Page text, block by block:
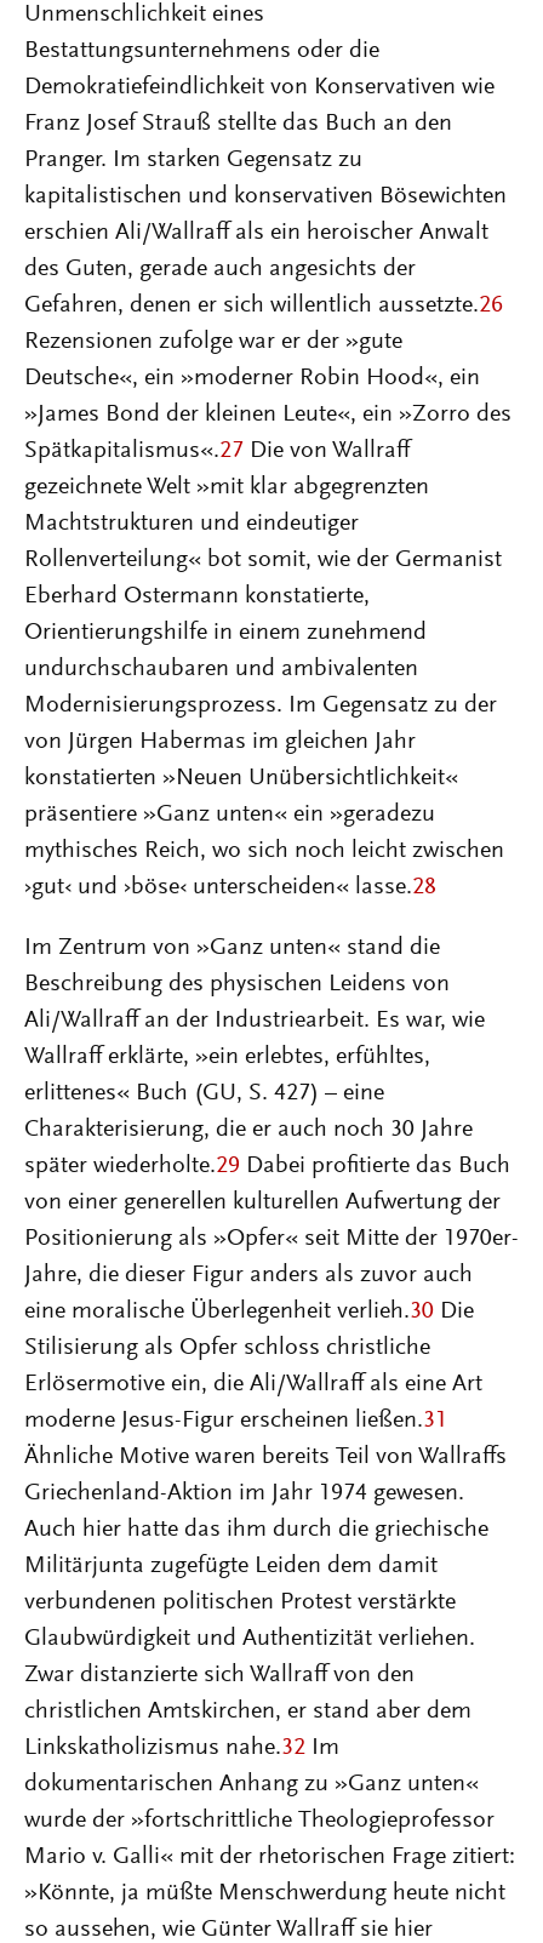
Unmenschlichkeit eines
Bestattungsunternehmens oder die
Demokratiefeindlichkeit von Konservativen wie
Franz Josef Strauß stellte das Buch an den
Pranger. Im starken Gegensatz zu
kapitalistischen und konservativen Bösewichten
erschien Ali/Wallraff als ein heroischer Anwalt
des Guten, gerade auch angesichts der
Gefahren, denen er sich willentlich aussetzte.26
Rezensionen zufolge war er der »gute
Deutsche«, ein »moderner Robin Hood«, ein
»James Bond der kleinen Leute«, ein »Zorro des
Spätkapitalismus«.27 Die von Wallraff
gezeichnete Welt »mit klar abgegrenzten
Machtstrukturen und eindeutiger
Rollenverteilung« bot somit, wie der Germanist
Eberhard Ostermann konstatierte,
Orientierungshilfe in einem zunehmend
undurchschaubaren und ambivalenten
Modernisierungsprozess. Im Gegensatz zu der
von Jürgen Habermas im gleichen Jahr
konstatierten »Neuen Unübersichtlichkeit«
präsentiere »Ganz unten« ein »geradezu
mythisches Reich, wo sich noch leicht zwischen
›gut‹ und ›böse‹ unterscheiden« lasse.28
Im Zentrum von »Ganz unten« stand die
Beschreibung des physischen Leidens von
Ali/Wallraff an der Industriearbeit. Es war, wie
Wallraff erklärte, »ein erlebtes, erfühltes,
erlittenes« Buch (GU, S. 427) – eine
Charakterisierung, die er auch noch 30 Jahre
später wiederholte.29 Dabei profitierte das Buch
von einer generellen kulturellen Aufwertung der
Positionierung als »Opfer« seit Mitte der 1970er-
Jahre, die dieser Figur anders als zuvor auch
eine moralische Überlegenheit verlieh.30 Die
Stilisierung als Opfer schloss christliche
Erlösermotive ein, die Ali/Wallraff als eine Art
moderne Jesus-Figur erscheinen ließen.31
Ähnliche Motive waren bereits Teil von Wallraffs
Griechenland-Aktion im Jahr 1974 gewesen.
Auch hier hatte das ihm durch die griechische
Militärjunta zugefügte Leiden dem damit
verbundenen politischen Protest verstärkte
Glaubwürdigkeit und Authentizität verliehen.
Zwar distanzierte sich Wallraff von den
christlichen Amtskirchen, er stand aber dem
Linkskatholizismus nahe.32 Im
dokumentarischen Anhang zu »Ganz unten«
wurde der »fortschrittliche Theologieprofessor
Mario v. Galli« mit der rhetorischen Frage zitiert:
»Könnte, ja müßte Menschwerdung heute nicht
so aussehen, wie Günter Wallraff sie hier